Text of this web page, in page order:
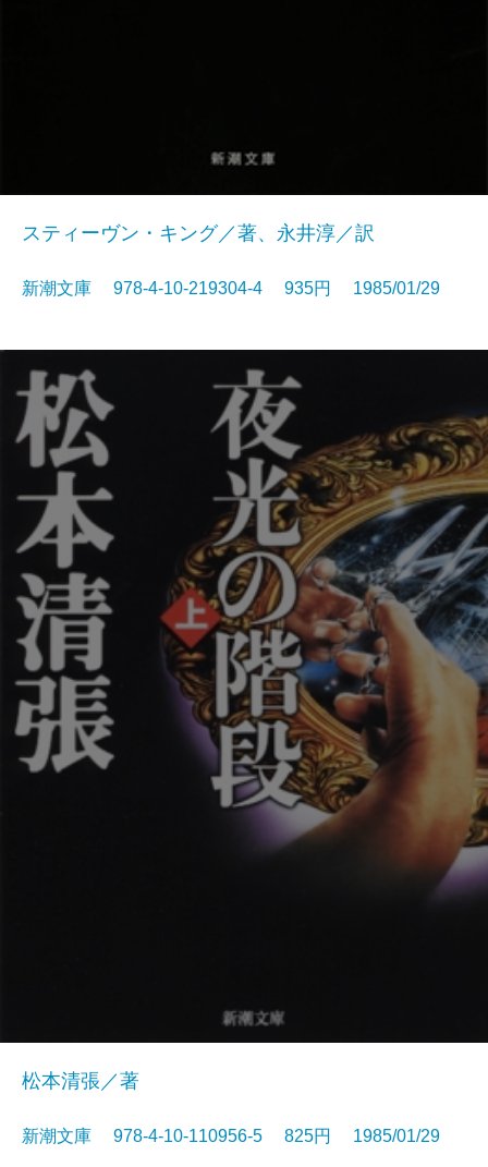
スティーヴン・キング／著、永井淳／訳
新潮文庫 978-4-10-219304-4 935円 1985/01/29
松本清張／著
新潮文庫 978-4-10-110956-5 825円 1985/01/29